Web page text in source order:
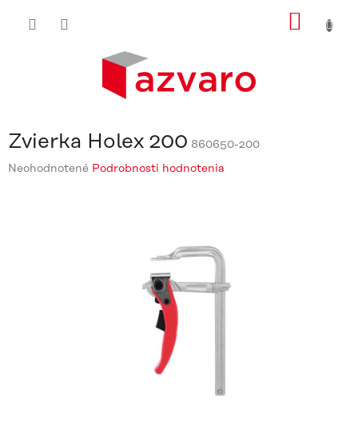
Zvierka Holex 200 860650-200
Priemerné
Neohodnotené Podrobnosti hodnotenia